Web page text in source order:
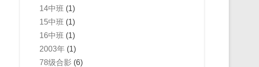
14中班 (1)
15中班 (1)
16中班 (1)
2003年 (1)
78级合影 (6)